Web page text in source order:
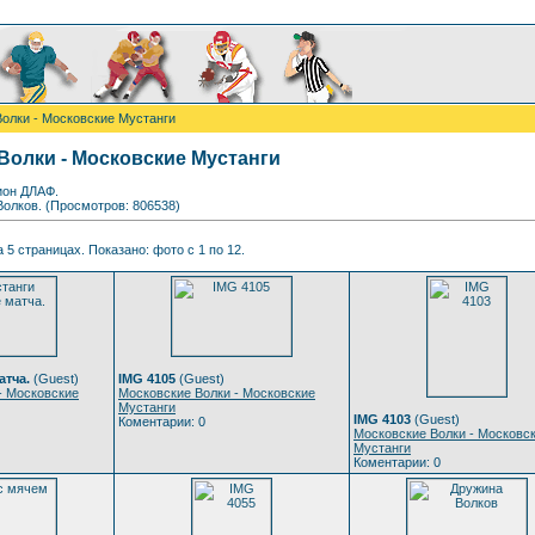
- Московские Мустанги
- Московские Мустанги
ДЛАФ.
(Просмотров: 806538)
страницах. Показано: фото с 1 по 12.
(Guest)
Московские
IMG 4105 (Guest)
Московские Волки - Московские
Мустанги
Коментарии: 0
IMG 4103 (Guest)
Московские Волки -
Мустанги
Коментарии: 0